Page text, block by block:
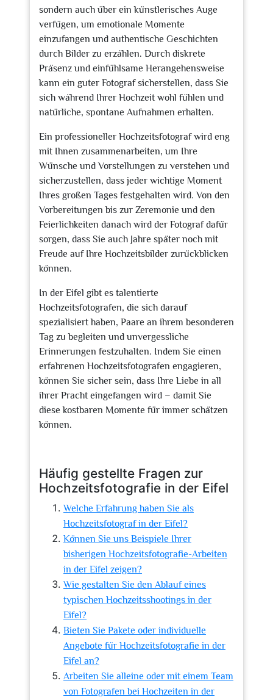
sondern auch über ein künstlerisches Auge
verfügen, um emotionale Momente
einzufangen und authentische Geschichten
durch Bilder zu erzählen. Durch diskrete
Präsenz und einfühlsame Herangehensweise
kann ein guter Fotograf sicherstellen, dass Sie
sich während Ihrer Hochzeit wohl fühlen und
natürliche, spontane Aufnahmen erhalten.
Ein professioneller Hochzeitsfotograf wird eng
mit Ihnen zusammenarbeiten, um Ihre
Wünsche und Vorstellungen zu verstehen und
sicherzustellen, dass jeder wichtige Moment
Ihres großen Tages festgehalten wird. Von den
Vorbereitungen bis zur Zeremonie und den
Feierlichkeiten danach wird der Fotograf dafür
sorgen, dass Sie auch Jahre später noch mit
Freude auf Ihre Hochzeitsbilder zurückblicken
können.
In der Eifel gibt es talentierte
Hochzeitsfotografen, die sich darauf
spezialisiert haben, Paare an ihrem besonderen
Tag zu begleiten und unvergessliche
Erinnerungen festzuhalten. Indem Sie einen
erfahrenen Hochzeitsfotografen engagieren,
können Sie sicher sein, dass Ihre Liebe in all
ihrer Pracht eingefangen wird – damit Sie
diese kostbaren Momente für immer schätzen
können.
Häufig gestellte Fragen zur
Hochzeitsfotografie in der Eifel
Welche Erfahrung haben Sie als
Hochzeitsfotograf in der Eifel?
Können Sie uns Beispiele Ihrer
bisherigen Hochzeitsfotografie-Arbeiten
in der Eifel zeigen?
Wie gestalten Sie den Ablauf eines
typischen Hochzeitsshootings in der
Eifel?
Bieten Sie Pakete oder individuelle
Angebote für Hochzeitsfotografie in der
Eifel an?
Arbeiten Sie alleine oder mit einem Team
von Fotografen bei Hochzeiten in der